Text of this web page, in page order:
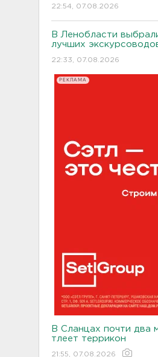
22:54, 07.08.2026
В Ленобласти
лучших
22:33, 07.08.2026
РЕКЛАМА
В Сланцах почти два
тлеет террикон
21:55, 07.08.2026